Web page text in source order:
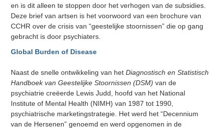
en is dit alleen te stoppen door het verhogen van de subsidies.
Deze brief van artsen is het voorwoord van een brochure van
CCHR over de crisis van “geestelijke stoornissen” die op gang
gebracht is door psychiaters.
Global Burden of Disease
Naast de snelle ontwikkeling van hetDiagnostisch en Statistisch
Handboek van Geestelijke Stoornissen (DSM) van de
psychiatrie creëerde Lewis Judd, hoofd van het National
Institute of Mental Health (NIMH) van 1987 tot 1990,
psychiatrische marketingstrategie. Het werd het “Decennium
van de Hersenen” genoemd en werd opgenomen in de